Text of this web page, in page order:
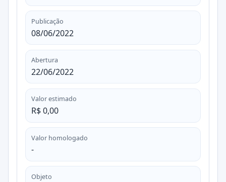
Publicação
08/06/2022
Abertura
22/06/2022
Valor estimado
R$ 0,00
Valor homologado
-
Objeto